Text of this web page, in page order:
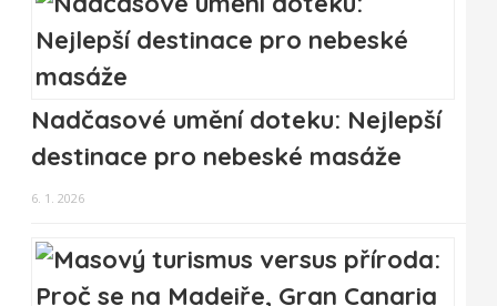
Nadčasové umění doteku: Nejlepší
destinace pro nebeské masáže
6. 1. 2026